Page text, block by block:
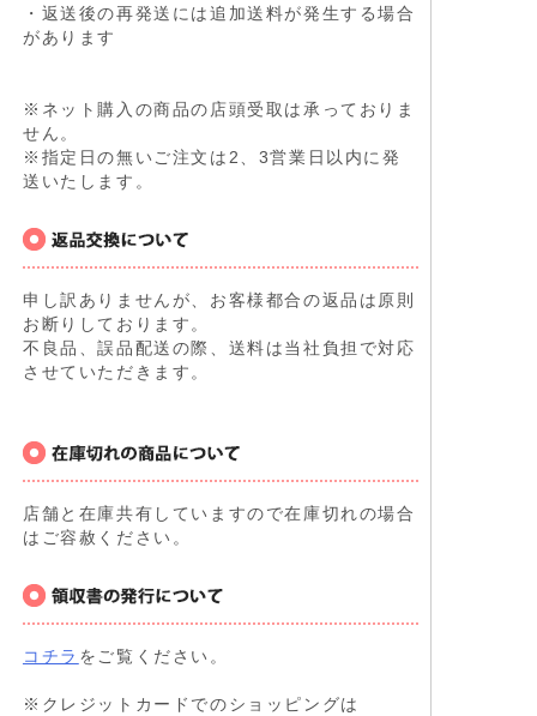
・返送後の再発送には追加送料が発生する場合
があります
※ネット購入の商品の店頭受取は承っておりま
せん。
※指定日の無いご注文は2、3営業日以内に発
送いたします。
申し訳ありませんが、お客様都合の返品は原則
お断りしております。
不良品、誤品配送の際、送料は当社負担で対応
させていただきます。
店舗と在庫共有していますので在庫切れの場合
はご容赦ください。
コチラ をご覧ください。
※クレジットカードでのショッピングは